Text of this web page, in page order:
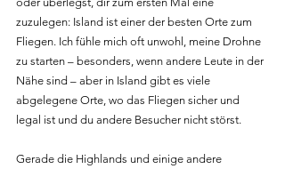
zuzulegen: Island ist einer der besten Orte zum
Fliegen. Ich fühle mich oft unwohl, meine Drohne
zu starten – besonders, wenn andere Leute in der
Nähe sind – aber in Island gibt es viele
abgelegene Orte, wo das Fliegen sicher und
legal ist und du andere Besucher nicht störst.
Gerade die Highlands und einige andere